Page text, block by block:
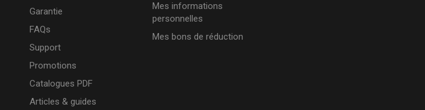
Garantie
FAQs
Support
Promotions
Catalogues PDF
Articles & guides
Mes informations
personnelles
Mes bons de réduction